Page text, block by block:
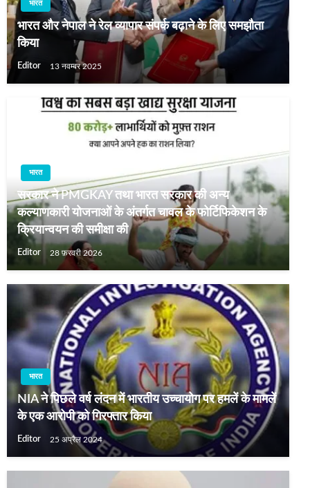
भारत
भारत और नेपाल ने रेल व्यापार संपर्क बढ़ाने के लिए समझौता
किया
Editor 13 नवम्बर 2025
भारत
सरकार ने PMGKAY तथा भारत सरकार की अन्य
कल्याणकारी योजनाओं के अंतर्गत चावल के फोर्टिफिकेशन के
क्रियान्वयन की समीक्षा की
Editor 28 फ़रवरी 2026
भारत
NIA ने पिछले वर्ष लंदन में भारतीय उच्‍चायोग पर हमलें के मामलें
के एक आरोपी को गिरफ्तार किया
Editor 25 अप्रैल 2024